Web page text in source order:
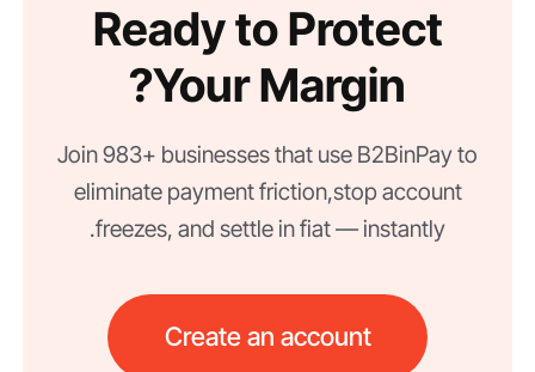
Ready to Protect
Your Margin?
Join 983+ businesses that use B2BinPay to
eliminate payment friction, stop account
freezes, and settle in fiat — instantly.
Create an account